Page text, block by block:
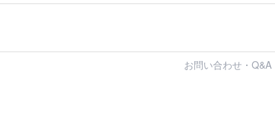
お問い合わせ・Q&A